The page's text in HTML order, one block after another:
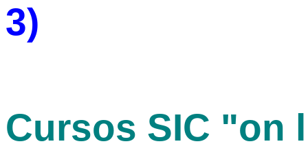
3)
Cursos SIC "on